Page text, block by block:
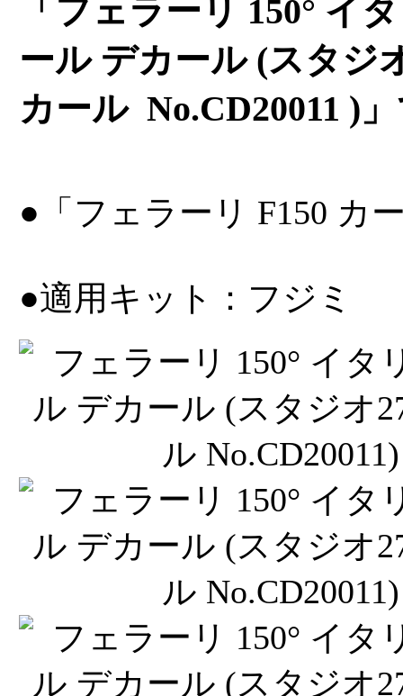
「フェラーリ 150° イ
ール デカール (スタジ
カール No.CD20011 )
●「フェラーリ F150 カ
●適用キット：フジミ